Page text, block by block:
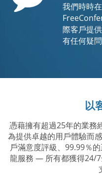
我們時時
際客戶提
有任何疑
以
憑藉擁有超過25年的業
為提供卓越的用戶體驗而
戶滿意度評級、99.99％
龍服務 — 所有都獲得24/